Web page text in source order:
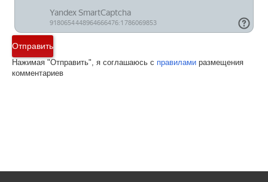
Отправить
Нажимая "Отправить", я соглашаюсь с правилами размещения
комментариев